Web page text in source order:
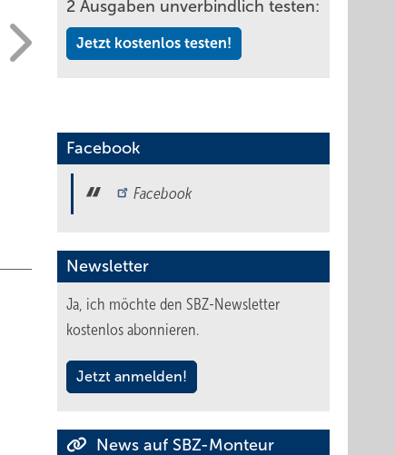
2 Ausgaben unverbindlich testen:
Jetzt kostenlos testen!
Facebook
Facebook
Newsletter
Ja, ich möchte den SBZ-Newsletter
kostenlos abonnieren.
Jetzt anmelden!
News auf SBZ-Monteur